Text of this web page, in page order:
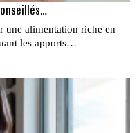
une alimentation riche en
les apports…